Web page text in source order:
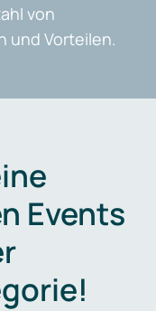
von
und Vorteilen.
Events